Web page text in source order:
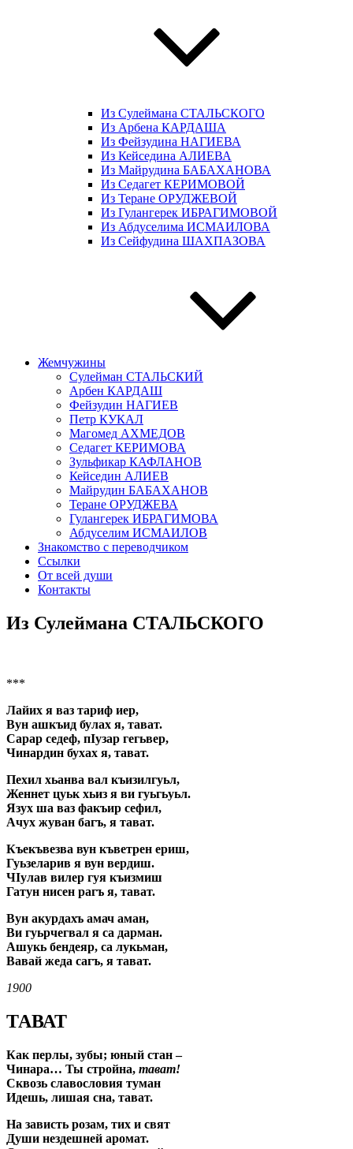
Из Сулеймана СТАЛЬСКОГО
Из Арбена КАРДАША
Из Фейзудина НАГИЕВА
Из Кейседина АЛИЕВА
Из Майрудина БАБАХАНОВА
Из Седагет КЕРИМОВОЙ
Из Теране ОРУДЖЕВОЙ
Из Гулангерек ИБРАГИМОВОЙ
Из Абдуселима ИСМАИЛОВА
Из Сейфудина ШАХПАЗОВА
Жемчужины
Сулейман СТАЛЬСКИЙ
Арбен КАРДАШ
Фейзудин НАГИЕВ
Петр КУКАЛ
Магомед АХМЕДОВ
Седагет КЕРИМОВА
Зульфикар КАФЛАНОВ
Кейседин АЛИЕВ
Майрудин БАБАХАНОВ
Теране ОРУДЖЕВА
Гулангерек ИБРАГИМОВА
Абдуселим ИСМАИЛОВ
Знакомство с переводчиком
Ссылки
От всей души
Контакты
Из Сулеймана СТАЛЬСКОГО
***
Лайих я ваз тариф иер,
Вун ашкъид булах я, тават.
Сарар седеф, пIузар гегьвер,
Чинардин бухах я, тават.
Пехил хьанва вал къизилгуьл,
Женнет цуьк хьиз я ви гуьгьуьл.
Язух ша ваз факъир сефил,
Ачух жуван багъ, я тават.
Къекъвезва вун къветрен ериш,
Гуьзеларив я вун вердиш.
ЧIулав вилер гуя къизмиш
Гатун нисен рагъ я, тават.
Вун акурдахъ амач аман,
Ви гуьрчегвал я са дарман.
Ашукь бендеяр, са лукьман,
Вавай жеда сагъ, я тават.
1900
ТАВАТ
Как перлы, зубы; юный стан –
Чинара… Ты стройна, тават!
Сквозь славословия туман
Идешь, лишая сна, тават.
На зависть розам, тих и свят
Души нездешней аромат.